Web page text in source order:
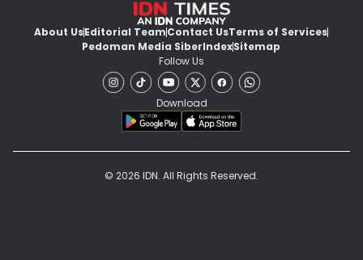
About UsEditorial TeamContact UsTerms of Services
Pedoman Media SiberIndexSitemap
Follow Us
Download
© 2026 IDN. All Rights Reserved.